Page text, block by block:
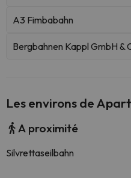
A3 Fimbabahn
Bergbahnen Kappl GmbH &
Les environs de
A proximité
Silvrettaseilbahn